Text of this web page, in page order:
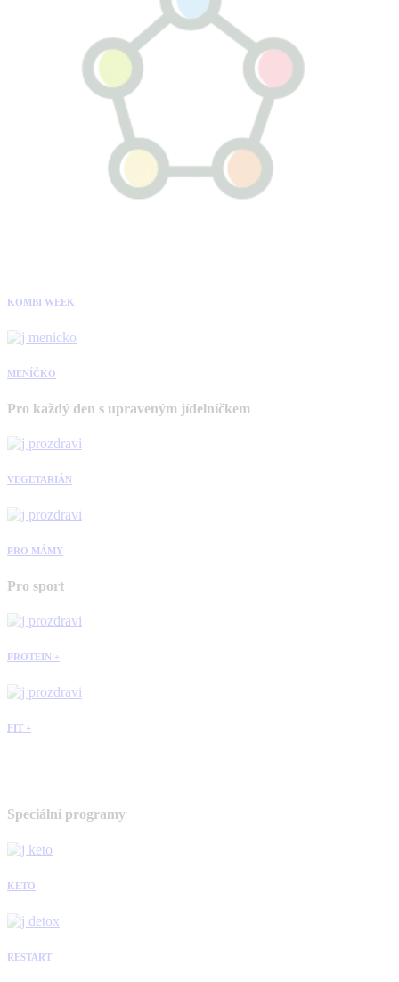
KOMBI WEEK
MENÍČKO
Pro každý den s upraveným jídelníčkem
VEGETARIÁN
PRO MÁMY
Pro sport
PROTEIN +
FIT +
Speciální programy
KETO
RESTART